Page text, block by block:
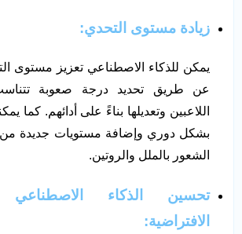
زيادة مستوى التحدي:
يمكن للذكاء الاصطناعي تعزيز مستوى
عن طريق تحديد درجة صعوبة
اللاعبين وتعديلها بناءً على أدائهم. كما
بشكل دوري وإضافة مستويات جديدة من
الشعور بالملل والروتين.
تحسين الذكاء الاصطناعي
الافتراضية: